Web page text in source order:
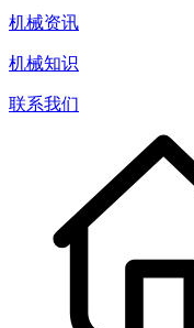
机械资讯
机械知识
联系我们